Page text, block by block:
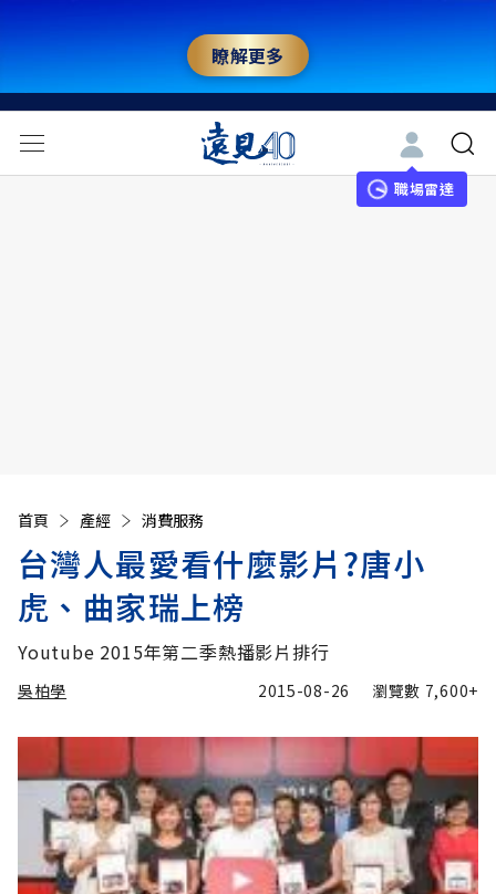
瞭解更多
職場雷達
首頁 產經 消費服務
台灣人最愛看什麼影片?唐小
虎、曲家瑞上榜
Youtube 2015年第二季熱播影片排行
吳柏學 2015-08-26 瀏覽數 7,600+